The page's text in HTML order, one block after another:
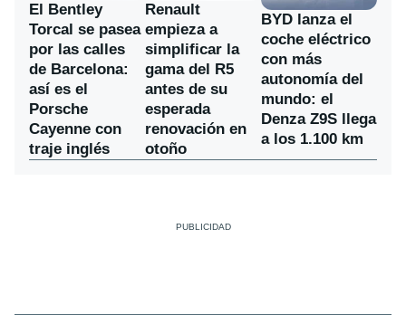
El Bentley
Torcal se pasea
por las calles
de Barcelona:
así es el
Porsche
Cayenne con
traje inglés
Renault
empieza a
simplificar la
gama del R5
antes de su
esperada
renovación en
otoño
BYD lanza el
coche eléctrico
con más
autonomía del
mundo: el
Denza Z9S llega
a los 1.100 km